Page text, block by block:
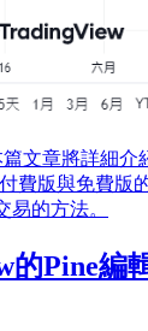
文章將詳細介
費版與免費版
易的方法。
的Pine編